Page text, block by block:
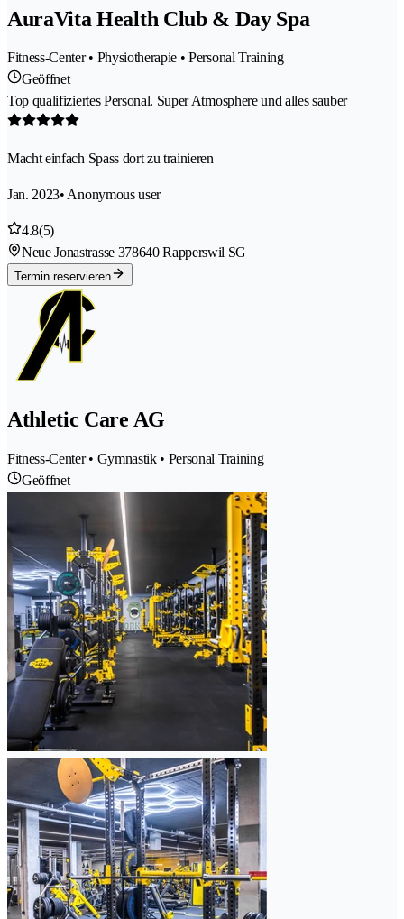
AuraVita Health Club & Day Spa
Fitness-Center • Physiotherapie • Personal Training
Geöffnet
Top qualifiziertes Personal. Super Atmosphere und alles sauber
Macht einfach Spass dort zu trainieren
Jan. 2023• Anonymous user
4.8(5)
Neue Jonastrasse 378640 Rapperswil SG
Termin reservieren
Athletic Care AG
Fitness-Center • Gymnastik • Personal Training
Geöffnet